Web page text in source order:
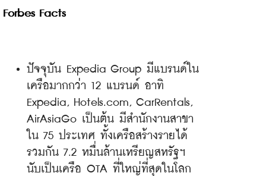
Forbes Facts
ปัจจุบัน Expedia Group มีแบรนด์ใน
เครือมากกว่า 12 แบรนด์ อาทิ
Expedia, Hotels.com, CarRentals,
AirAsiaGo เป็นต้น มีสำนักงานสาขา
ใน 75 ประเทศ ทั้งเครือสร้างรายได้
รวมกัน 7.2 หมื่นล้านเหรียญสหรัฐฯ
นับเป็นเครือ OTA ที่ใหญ่ที่สุดในโลก